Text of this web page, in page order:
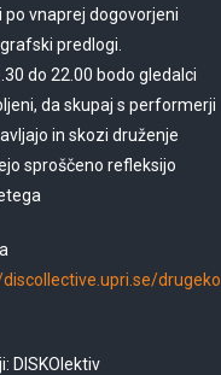
po vnaprej dogovorjeni
predlogi.
do 22.00 bodo gledalci
da skupaj s performerji
in skozi druženje
sproščeno refleksijo
drugeko
DISKOlektiv